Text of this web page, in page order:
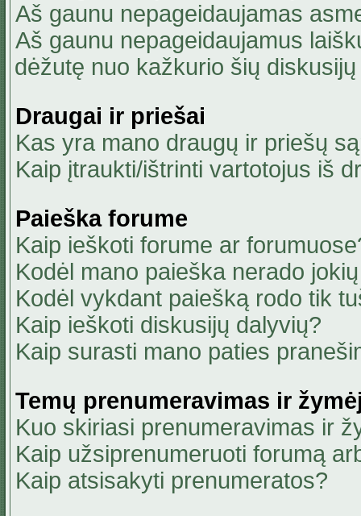
Aš gaunu nepageidaujamas
Aš gaunu nepageidaujamus
dėžutę nuo kažkurio šių
Draugai ir priešai
Kas yra mano draugų ir priešų
Kaip įtraukti/ištrinti vartotojus iš
Paieška forume
Kaip ieškoti forume ar
Kodėl mano paieška nerado
Kodėl vykdant paiešką rodo tik
Kaip ieškoti diskusijų dalyvių?
Kaip surasti mano paties
Temų prenumeravimas ir
Kuo skiriasi prenumeravimas ir
Kaip užsiprenumeruoti forumą
Kaip atsisakyti prenumeratos?